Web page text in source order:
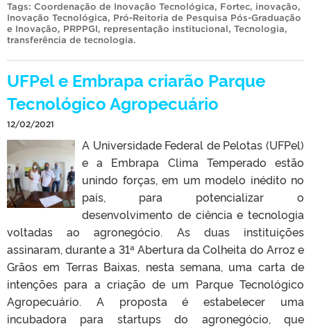
Tags: Coordenação de Inovação Tecnológica, Fortec, inovação,
Inovação Tecnológica, Pró-Reitoria de Pesquisa Pós-Graduação
e Inovação, PRPPGI, representação institucional, Tecnologia,
transferência de tecnologia.
UFPel e Embrapa criarão Parque
Tecnológico Agropecuário
12/02/2021
A Universidade Federal de Pelotas (UFPel)
e a Embrapa Clima Temperado estão
unindo forças, em um modelo inédito no
país, para potencializar o
desenvolvimento de ciência e tecnologia
voltadas ao agronegócio. As duas instituições
assinaram, durante a 31ª Abertura da Colheita do Arroz e
Grãos em Terras Baixas, nesta semana, uma carta de
intenções para a criação de um Parque Tecnológico
Agropecuário. A proposta é estabelecer uma
incubadora para startups do agronegócio, que